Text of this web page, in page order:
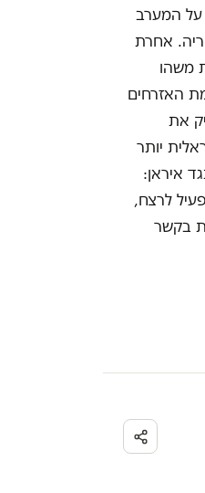
המערב
אחרת
משהו
האזרחים
את
יותר
איראן:
לרצח,
בקשר